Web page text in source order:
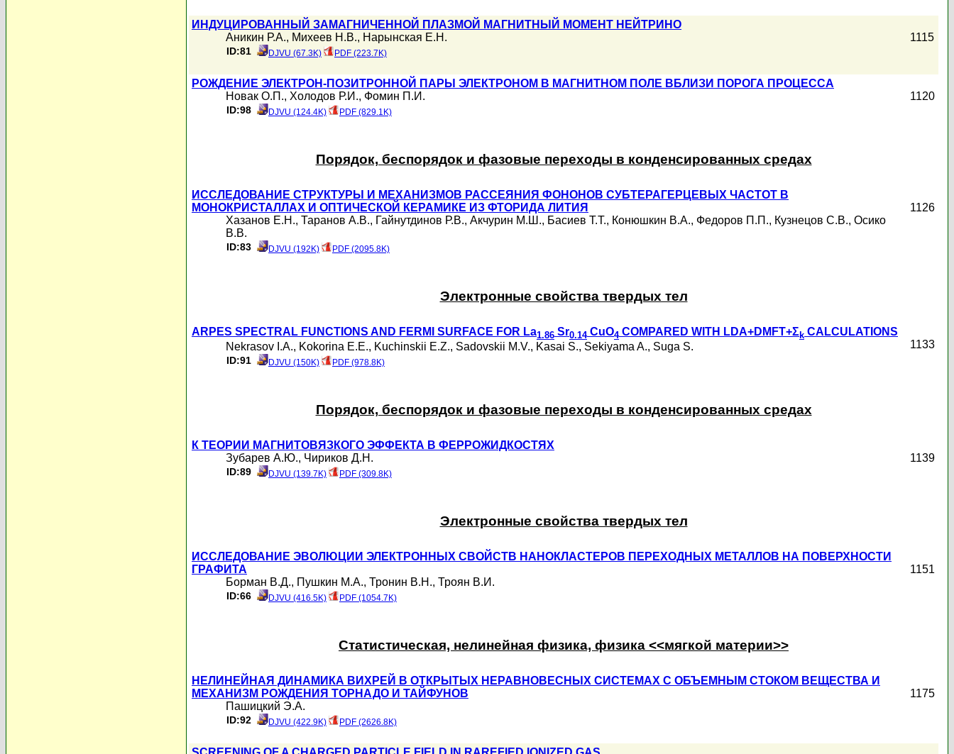
ИНДУЦИРОВАННЫЙ ЗАМАГНИЧЕННОЙ ПЛАЗМОЙ МАГНИТНЫЙ МОМЕНТ НЕЙТРИНО
Аникин Р.А., Михеев Н.В., Нарынская Е.Н.
ID:81 DJVU (67.3K) PDF (223.7K)
1115
РОЖДЕНИЕ ЭЛЕКТРОН-ПОЗИТРОННОЙ ПАРЫ ЭЛЕКТРОНОМ В МАГНИТНОМ ПОЛЕ ВБЛИЗИ ПОРОГА ПРОЦЕССА
Новак О.П., Холодов Р.И., Фомин П.И.
ID:98 DJVU (124.4K) PDF (829.1K)
1120
Порядок, беспорядок и фазовые переходы в конденсированных средах
ИССЛЕДОВАНИЕ СТРУКТУРЫ И МЕХАНИЗМОВ РАССЕЯНИЯ ФОНОНОВ СУБТЕРАГЕРЦЕВЫХ ЧАСТОТ В
МОНОКРИСТАЛЛАХ И ОПТИЧЕСКОЙ КЕРАМИКЕ ИЗ ФТОРИДА ЛИТИЯ
Хазанов Е.Н., Таранов А.В., Гайнутдинов Р.В., Акчурин М.Ш., Басиев Т.Т., Конюшкин В.А., Федоров П.П., Кузнецов С.В., Осико
В.В.
ID:83 DJVU (192K) PDF (2095.8K)
1126
Электронные свойства твердых тел
ARPES SPECTRAL FUNCTIONS AND FERMI SURFACE FOR La1.86 Sr0.14 CuO4 COMPARED WITH LDA+DMFT+Σk CALCULATIONS
Nekrasov I.A., Kokorina E.E., Kuchinskii E.Z., Sadovskii M.V., Kasai S., Sekiyama A., Suga S.
ID:91 DJVU (150K) PDF (978.8K)
1133
Порядок, беспорядок и фазовые переходы в конденсированных средах
К ТЕОРИИ МАГНИТОВЯЗКОГО ЭФФЕКТА В ФЕРРОЖИДКОСТЯХ
Зубарев А.Ю., Чириков Д.Н.
ID:89 DJVU (139.7K) PDF (309.8K)
1139
Электронные свойства твердых тел
ИССЛЕДОВАНИЕ ЭВОЛЮЦИИ ЭЛЕКТРОННЫХ СВОЙСТВ НАНОКЛАСТЕРОВ ПЕРЕХОДНЫХ МЕТАЛЛОВ НА ПОВЕРХНОСТИ
ГРАФИТА
Борман В.Д., Пушкин М.А., Тронин В.Н., Троян В.И.
ID:66 DJVU (416.5K) PDF (1054.7K)
1151
Статистическая, нелинейная физика, физика <<мягкой материи>>
НЕЛИНЕЙНАЯ ДИНАМИКА ВИХРЕЙ В ОТКРЫТЫХ НЕРАВНОВЕСНЫХ СИСТЕМАХ С ОБЪЕМНЫМ СТОКОМ ВЕЩЕСТВА И
МЕХАНИЗМ РОЖДЕНИЯ ТОРНАДО И ТАЙФУНОВ
Пашицкий Э.А.
ID:92 DJVU (422.9K) PDF (2626.8K)
1175